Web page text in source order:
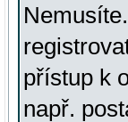
přístup k
např.